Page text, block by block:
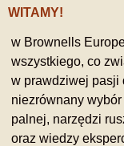
WITAMY!
w Brownells
wszystkiego, co
w prawdziwej pasji
niezrównany
palnej, narzędzi
oraz wiedzy